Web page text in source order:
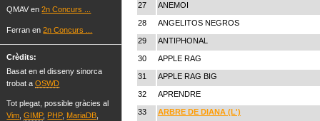
QMAV en2n Concurs ...
Ferran en2n Concurs ...
Crèdits:
Basat en el disseny sinorca
trobat aOSWD
Tot plegat, possible gràcies al
Vim ,GIMP, PHP, MariaDB
27 ANEMOI
28 ANGELITOS NEGROS
29 ANTIPHONAL
30 APPLE RAG
31 APPLE RAG BIG
32 APRENDRE
33 ARBRE DE DIANA (L')